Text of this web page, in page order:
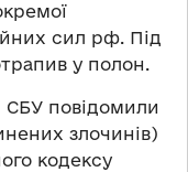
сил рф. Під
у полон.
СБУ повідомили
злочинів)
кодексу